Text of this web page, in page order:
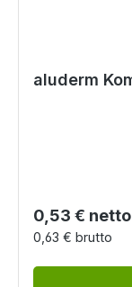
aluderm
Regulärer
0,53 € netto
0,63 € brutto